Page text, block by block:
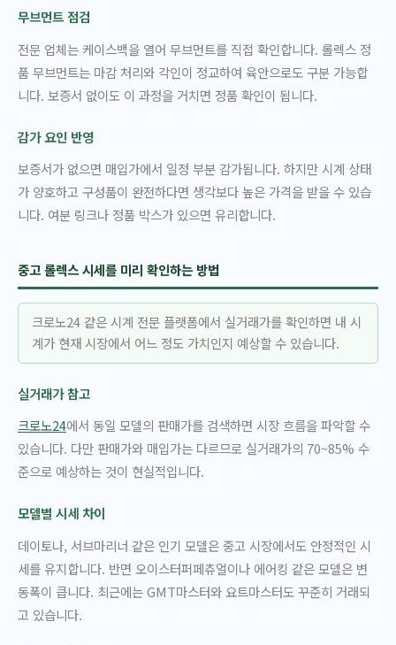
무브먼트 점검
전문 업체는 케이스백을 열어 무브먼트를 직접 확인합니다. 롤렉스 정
품 무브먼트는 마감 처리와 각인이 정교하여 육안으로도 구분 가능합
니다. 보증서 없이도 이 과정을 거치면 정품 확인이 됩니다.
감가 요인 반영
보증서가 없으면 매입가에서 일정 부분 감가됩니다. 하지만 시계 상태
가 양호하고 구성품이 완전하다면 생각보다 높은 가격을 받을 수 있습
니다. 여분 링크나 정품 박스가 있으면 유리합니다.
중고 롤렉스 시세를 미리 확인하는 방법
크로노24 같은 시계 전문 플랫폼에서 실거래가를 확인하면 내 시
계가 현재 시장에서 어느 정도 가치인지 예상할 수 있습니다.
실거래가 참고
크로노24에서 동일 모델의 판매가를 검색하면 시장 흐름을 파악할 수
있습니다. 다만 판매가와 매입가는 다르므로 실거래가의 70~85% 수
준으로 예상하는 것이 현실적입니다.
모델별 시세 차이
데이토나, 서브마리너 같은 인기 모델은 중고 시장에서도 안정적인 시
세를 유지합니다. 반면 오이스터퍼페츄얼이나 에어킹 같은 모델은 변
동폭이 큽니다. 최근에는 GMT마스터와 요트마스터도 꾸준히 거래되
고 있습니다.